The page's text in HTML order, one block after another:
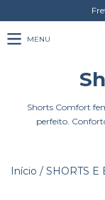
MENU
Shorts Comfort
perfeito.
Início / SHORTS E